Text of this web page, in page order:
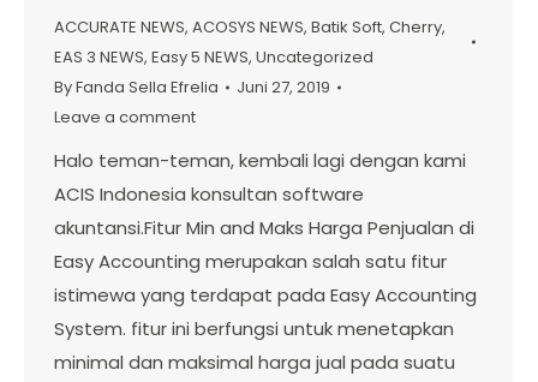
ACCURATE NEWS, ACOSYS NEWS, Batik Soft, Cherry,
EAS 3 NEWS, Easy 5 NEWS, Uncategorized
ByFanda Sella Efrelia
Juni 27, 2019
Leave a comment
Halo teman-teman, kembali lagi dengan kami
ACIS Indonesia konsultan software
akuntansi.Fitur Min and Maks Harga Penjualan di
Easy Accounting merupakan salah satu fitur
istimewa yang terdapat pada Easy Accounting
System. fitur ini berfungsi untuk menetapkan
minimal dan maksimal harga jual pada suatu